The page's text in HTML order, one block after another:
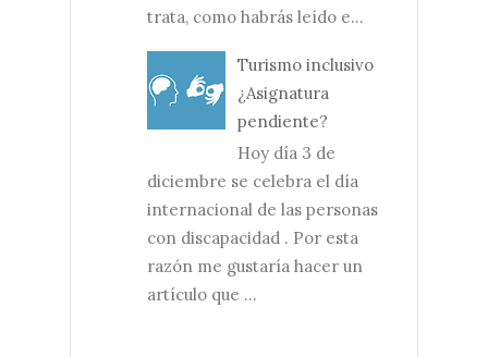
trata, como habrás leído e...
Turismo inclusivo
¿Asignatura
pendiente?
Hoy día 3 de
diciembre se celebra el día
internacional de las personas
con discapacidad . Por esta
razón me gustaría hacer un
artículo que ...